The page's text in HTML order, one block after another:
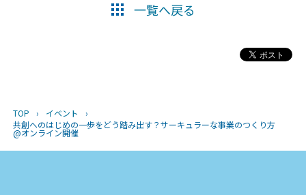
一覧へ戻る
TOP › イベント
›
共創へのはじめの一歩をどう踏み出す？サーキュラーな事業のつくり方
@オンライン開催